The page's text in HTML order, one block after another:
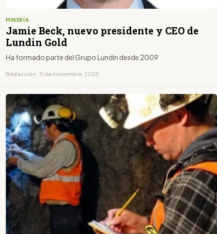
MINERÍA
Jamie Beck, nuevo presidente y CEO de
Lundin Gold
Ha formado parte del Grupo Lundin desde 2009
Redacción · 11 de noviembre, 2025